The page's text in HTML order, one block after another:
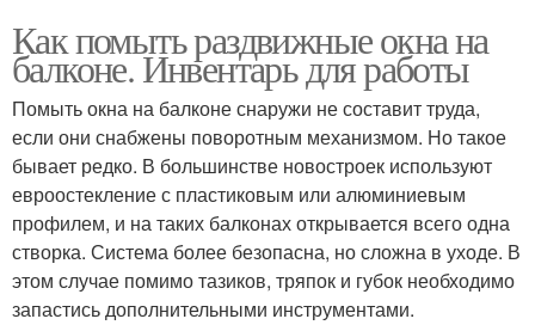
Как помыть раздвижные окна на
балконе. Инвентарь для работы
Помыть окна на балконе снаружи не составит труда,
если они снабжены поворотным механизмом. Но такое
бывает редко. В большинстве новостроек используют
евроостекление с пластиковым или алюминиевым
профилем, и на таких балконах открывается всего одна
створка. Система более безопасна, но сложна в уходе. В
этом случае помимо тазиков, тряпок и губок необходимо
запастись дополнительными инструментами.